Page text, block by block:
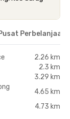
Pusat Perbelanjaan
2.26 km
2.3 km
3.29 km
4.65 km
4.73 km